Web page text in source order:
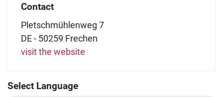
Contact
Pletschmühlenweg 7
DE - 50259 Frechen
visit the website
Select Language